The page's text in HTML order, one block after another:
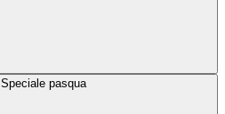
Speciale pasqua